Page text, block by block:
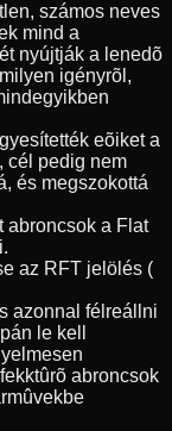
számos neves
mind a
nyújtják a lenedõ
igényrõl,
eõiket a
cél pedig nem
és megszokottá
abroncsok a Flat
az RFT jelölés (
azonnal félreállni
le kell
abroncsok